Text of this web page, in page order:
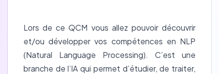
Lors de ce QCM vous allez pouvoir découvrir
et/ou développer vos compétences en NLP
(Natural Language Processing). C’est une
branche de l’IA qui permet d’étudier, de traiter,